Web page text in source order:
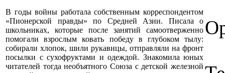
В годы войны работала собственным корреспондентом
«Пионерской правды» по Средней Азии. Писала о
школьниках, которые после занятий самоотверженно
помогали взрослым ковать победу в глубоком тылу:
собирали хлопок, шили рукавицы, отправляли на фронт
посылки с сухофруктами и одеждой. Знакомила юных
читателей тогда необъятного Союза с детской железной